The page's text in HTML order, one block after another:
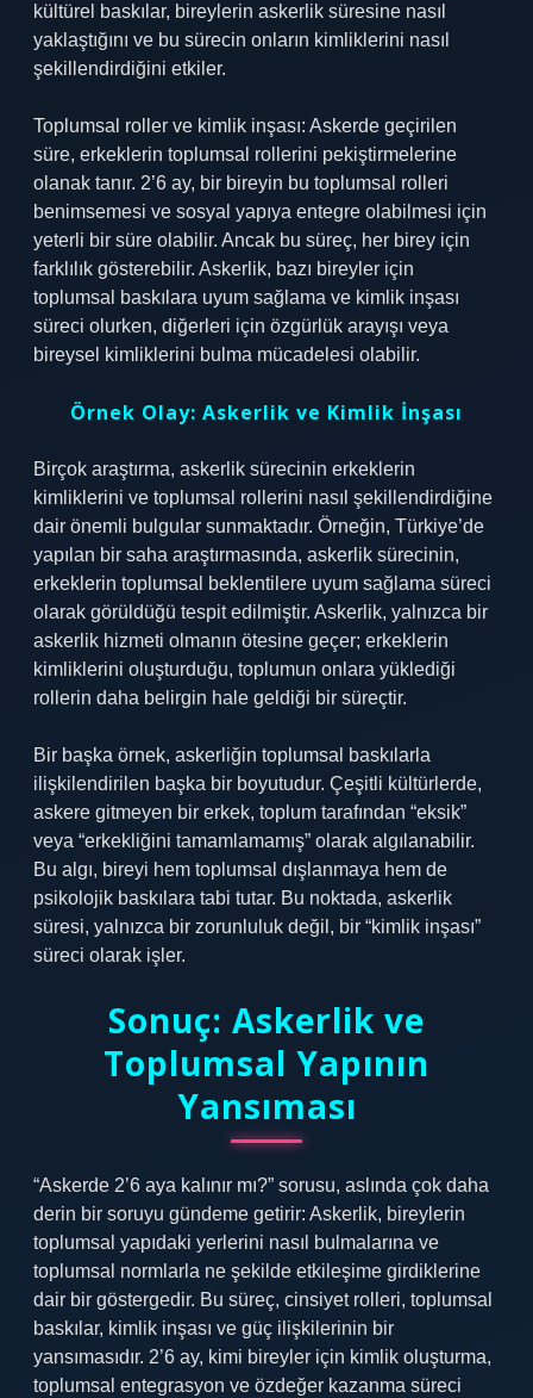
kültürel baskılar, bireylerin askerlik süresine nasıl
yaklaştığını ve bu sürecin onların kimliklerini nasıl
şekillendirdiğini etkiler.
Toplumsal roller ve kimlik inşası: Askerde geçirilen
süre, erkeklerin toplumsal rollerini pekiştirmelerine
olanak tanır. 2’6 ay, bir bireyin bu toplumsal rolleri
benimsemesi ve sosyal yapıya entegre olabilmesi için
yeterli bir süre olabilir. Ancak bu süreç, her birey için
farklılık gösterebilir. Askerlik, bazı bireyler için
toplumsal baskılara uyum sağlama ve kimlik inşası
süreci olurken, diğerleri için özgürlük arayışı veya
bireysel kimliklerini bulma mücadelesi olabilir.
Örnek Olay: Askerlik ve Kimlik İnşası
Birçok araştırma, askerlik sürecinin erkeklerin
kimliklerini ve toplumsal rollerini nasıl şekillendirdiğine
dair önemli bulgular sunmaktadır. Örneğin, Türkiye’de
yapılan bir saha araştırmasında, askerlik sürecinin,
erkeklerin toplumsal beklentilere uyum sağlama süreci
olarak görüldüğü tespit edilmiştir. Askerlik, yalnızca bir
askerlik hizmeti olmanın ötesine geçer; erkeklerin
kimliklerini oluşturduğu, toplumun onlara yüklediği
rollerin daha belirgin hale geldiği bir süreçtir.
Bir başka örnek, askerliğin toplumsal baskılarla
ilişkilendirilen başka bir boyutudur. Çeşitli kültürlerde,
askere gitmeyen bir erkek, toplum tarafından “eksik”
veya “erkekliğini tamamlamamış” olarak algılanabilir.
Bu algı, bireyi hem toplumsal dışlanmaya hem de
psikolojik baskılara tabi tutar. Bu noktada, askerlik
süresi, yalnızca bir zorunluluk değil, bir “kimlik inşası”
süreci olarak işler.
Sonuç: Askerlik ve
Toplumsal Yapının
Yansıması
“Askerde 2’6 aya kalınır mı?” sorusu, aslında çok daha
derin bir soruyu gündeme getirir: Askerlik, bireylerin
toplumsal yapıdaki yerlerini nasıl bulmalarına ve
toplumsal normlarla ne şekilde etkileşime girdiklerine
dair bir göstergedir. Bu süreç, cinsiyet rolleri, toplumsal
baskılar, kimlik inşası ve güç ilişkilerinin bir
yansımasıdır. 2’6 ay, kimi bireyler için kimlik oluşturma,
toplumsal entegrasyon ve özdeğer kazanma süreci